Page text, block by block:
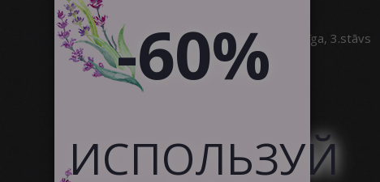
Brīvības gatve 323, Rīga, 3.stāvs
info@canvasway.com
+371 27071150
-60%
ИСПОЛЬЗУЙ